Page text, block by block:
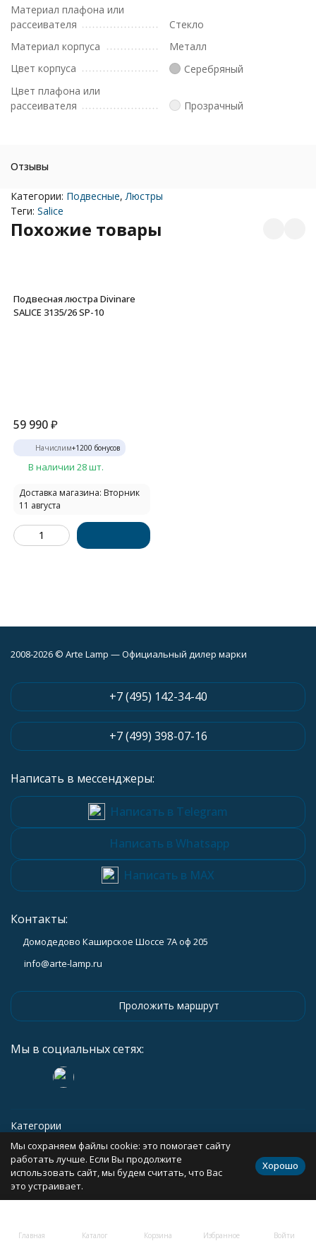
Материал плафона или
рассеивателя
Стекло
Материал корпуса
Металл
Цвет корпуса
Серебряный
Цвет плафона или
рассеивателя
Прозрачный
Отзывы
Категории: Подвесные, Люстры
Теги: Salice
Похожие товары
Подвесная люстра Divinare
SALICE 3135/26 SP-10
59 990₽
Начислим+1200 бонусов
В наличии 28 шт.
Доставка магазина: Вторник
11 августа
Главная Каталог Корзина Избранное Войти
2008-2026 © Arte Lamp — Официальный дилер марки
+7 (495) 142-34-40
+7 (499) 398-07-16
Написать в мессенджеры:
Написать в Telegram
Написать в Whatsapp
Написать в MAX
Контакты:
Домодедово Каширское Шоссе 7А оф 205
info@arte-lamp.ru
Проложить маршрут
Мы в социальных сетях:
Категории
Информация
Политика персональных данных Карта сайта
Мы сохраняем файлы cookie: это помогает сайту
работать лучше. Если Вы продолжите
использовать сайт, мы будем считать, что Вас
это устраивает.
Хорошо